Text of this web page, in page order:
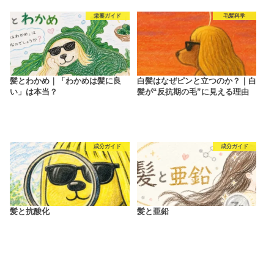
栄養ガイド
髪とわかめ｜「わかめは髪に良
い」は本当？
毛髪科学
白髪はなぜピンと立つのか？｜白
髪が“反抗期の毛”に見える理由
成分ガイド
髪と抗酸化
成分ガイド
髪と亜鉛